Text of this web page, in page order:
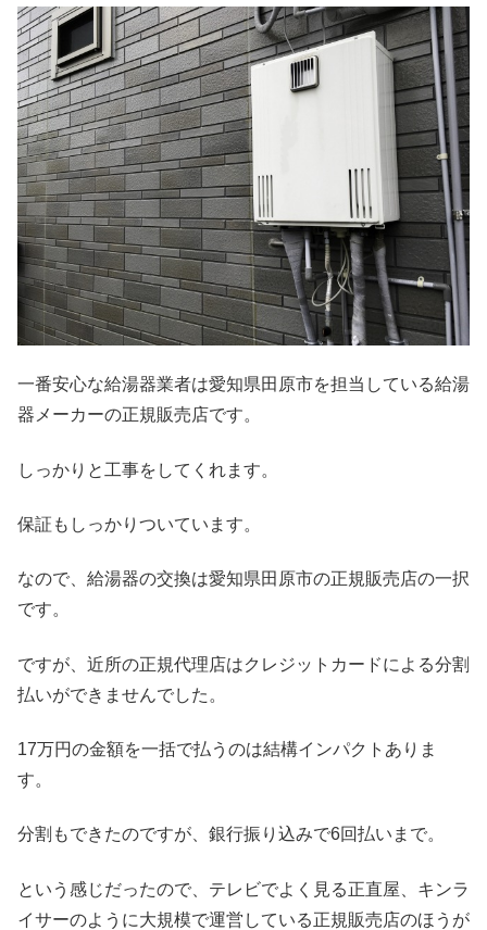
一番安心な給湯器業者は愛知県田原市を担当している給湯
器メーカーの正規販売店です。
しっかりと工事をしてくれます。
保証もしっかりついています。
なので、給湯器の交換は愛知県田原市の正規販売店の一択
です。
ですが、近所の正規代理店はクレジットカードによる分割
払いができませんでした。
17万円の金額を一括で払うのは結構インパクトありま
す。
分割もできたのですが、銀行振り込みで6回払いまで。
という感じだったので、テレビでよく見る正直屋、キンラ
イサーのように大規模で運営している正規販売店のほうが